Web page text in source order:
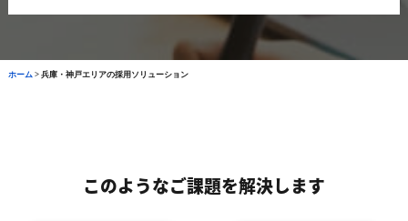
ホーム > 兵庫・神戸エリアの採用ソリューション
このようなご課題を解決します